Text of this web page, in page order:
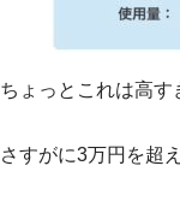
ちょっとこれは高す
さすがに3万円を超